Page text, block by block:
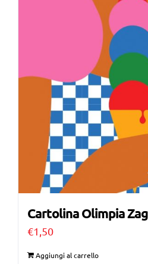
Cartolina Olimpia
€1,50
Aggiungi al carrello